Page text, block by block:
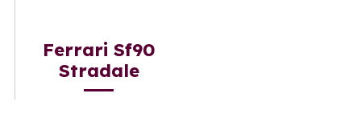
Ferrari Sf90
Stradale